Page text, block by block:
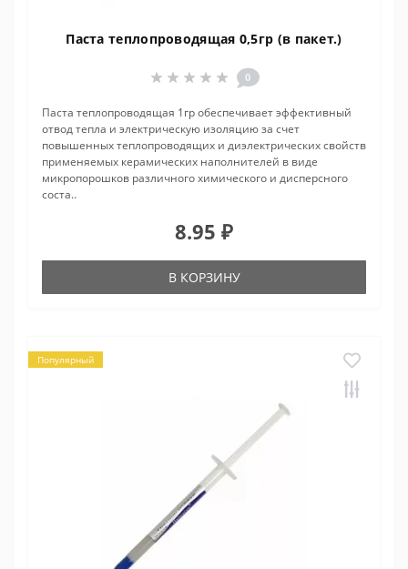
Паста теплопроводящая 0,5гр (в пакет.)
0
Паста теплопроводящая 1гр обеспечивает эффективный
отвод тепла и электрическую изоляцию за счет
повышенных теплопроводящих и диэлектрических свойств
применяемых керамических наполнителей в виде
микропорошков различного химического и дисперсного
соста..
8.95 ₽
В КОРЗИНУ
Популярный